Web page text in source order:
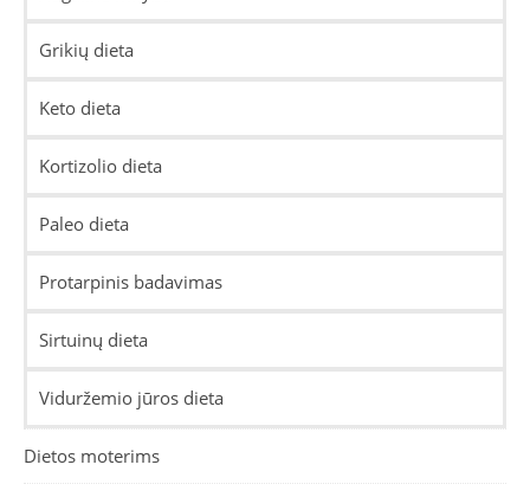
Grikių dieta
Keto dieta
Kortizolio dieta
Paleo dieta
Protarpinis badavimas
Sirtuinų dieta
Viduržemio jūros dieta
Dietos moterims